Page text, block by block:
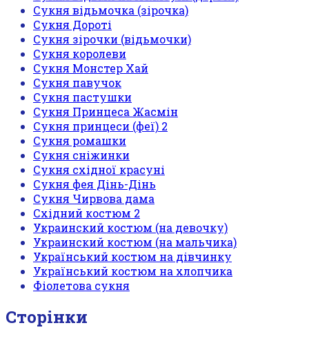
Сукня відьмочка (зірочка)
Сукня Дороті
Сукня зірочки (відьмочки)
Сукня королеви
Сукня Монстер Хай
Сукня павучок
Сукня пастушки
Сукня Принцеса Жасмін
Сукня принцеси (феї) 2
Сукня ромашки
Сукня сніжинки
Сукня східної красуні
Сукня фея Дінь-Дінь
Сукня Чирвова дама
Східний костюм 2
Украинский костюм (на девочку)
Украинский костюм (на мальчика)
Український костюм на дівчинку
Український костюм на хлопчика
Фіолетова сукня
Сторінки